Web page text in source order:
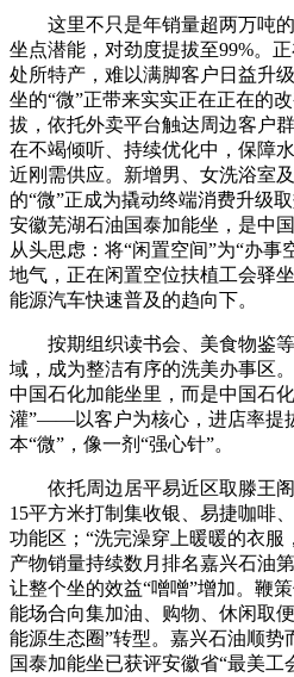
这里不只是年销量超两万吨的
坐点潜能，对劲度提拔至99%。
处所特产，难以满脚客户日益升
坐的“微”正带来实实正在正在的
拔，依托外卖平台触达周边客户
在不竭倾听、持续优化中，保障
近刚需供应。新增男、女洗浴室
的“微”正成为撬动终端消费升级
安徽芜湖石油国泰加能坐，是中
从头思虑：将“闲置空间”为“办事
地气，正在闲置空位扶植工会驿
能源汽车快速普及的趋向下。
按期组织读书会、美食物鉴等
域，成为整洁有序的洗美办事区
中国石化加能坐里，而是中国石
灌”——以客户为核心，进店率提
本“微”，像一剂“强心针”。
依托周边居平易近区取滕王阁
15平方米打制集收银、易捷咖啡
功能区；“洗完澡穿上暖暖的衣服
产物销量持续数月排名嘉兴石油
让整个坐的效益“噌噌”增加。鞭
能场合向集加油、购物、休闲取
能源生态圈”转型。嘉兴石油顺势
国泰加能坐已获评安徽省“最美